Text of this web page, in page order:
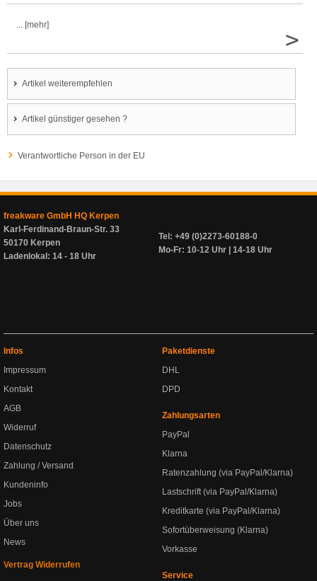
... [mehr]
>
Artikel weiterempfehlen
Artikel günstiger gesehen ?
Verantwortliche Person in der EU
freakware GmbH HQ Kerpen
Karl-Ferdinand-Braun-Str. 33
50170 Kerpen
Ladenlokal: 14 - 18 Uhr
Tel: +49 (0)2273-60188-0
Mo-Fr: 10-12 Uhr | 14-18 Uhr
Infos
Impressum
Kontakt
AGB
Widerruf
Datenschutz
Zahlung / Versand
Kundeninfo
Jobs
Über uns
News
Vertrag Widerrufen
Paketdienste
DHL
DPD
Zahlungsarten
PayPal
Klarna
Ratenzahlung (via PayPal/Klarna)
Lastschrift (via PayPal/Klarna)
Kreditkarte (via PayPal/Klarna)
Sofortüberweisung (Klarna)
Vorkasse
Service